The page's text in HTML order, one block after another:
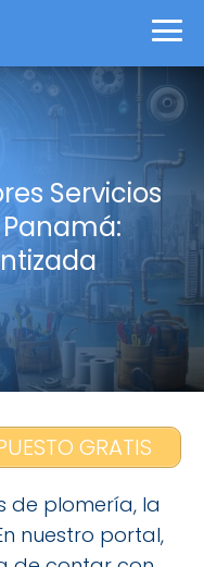
Servicios
GRATIS
de plomería, la
nuestro portal,